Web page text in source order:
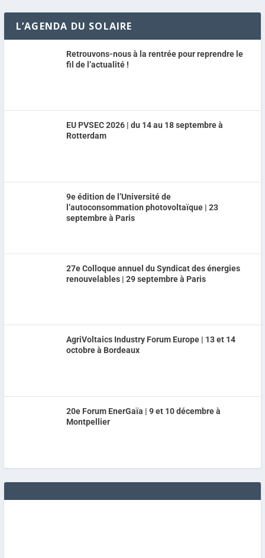
L’AGENDA DU SOLAIRE
Retrouvons-nous à la rentrée pour reprendre le
fil de l’actualité !
EU PVSEC 2026 | du 14 au 18 septembre à
Rotterdam
9e édition de l’Université de
l’autoconsommation photovoltaïque | 23
septembre à Paris
27e Colloque annuel du Syndicat des énergies
renouvelables | 29 septembre à Paris
AgriVoltaics Industry Forum Europe | 13 et 14
octobre à Bordeaux
20e Forum EnerGaïa | 9 et 10 décembre à
Montpellier